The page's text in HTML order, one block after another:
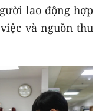
lao động hợp
và nguồn thu